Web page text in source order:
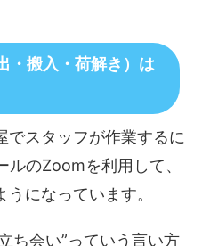
・搬入・荷解き）は
でスタッフが作業するに
のZoomを利用して、
になっています。
ち会い”っていう言い方